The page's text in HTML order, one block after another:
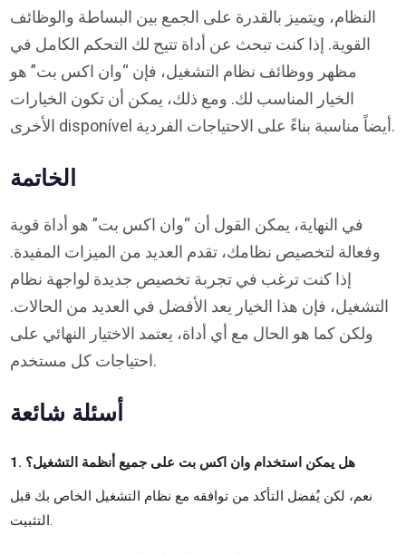
النظام، ويتميز بالقدرة على الجمع بين البساطة والوظائف
القوية. إذا كنت تبحث عن أداة تتيح لك التحكم الكامل في
مظهر ووظائف نظام التشغيل، فإن “وان اكس بت” هو
الخيار المناسب لك. ومع ذلك، يمكن أن تكون الخيارات
الأخرى disponível أيضاً مناسبة بناءً على الاحتياجات الفردية.
الخاتمة
في النهاية، يمكن القول أن “وان اكس بت” هو أداة قوية
وفعالة لتخصيص نظامك، تقدم العديد من الميزات المفيدة.
إذا كنت ترغب في تجربة تخصيص جديدة لواجهة نظام
التشغيل، فإن هذا الخيار يعد الأفضل في العديد من الحالات.
ولكن كما هو الحال مع أي أداة، يعتمد الاختيار النهائي على
احتياجات كل مستخدم.
أسئلة شائعة
1. هل يمكن استخدام وان اكس بت على جميع أنظمة التشغيل؟
نعم، لكن يُفضل التأكد من توافقه مع نظام التشغيل الخاص بك قبل
التثبيت.